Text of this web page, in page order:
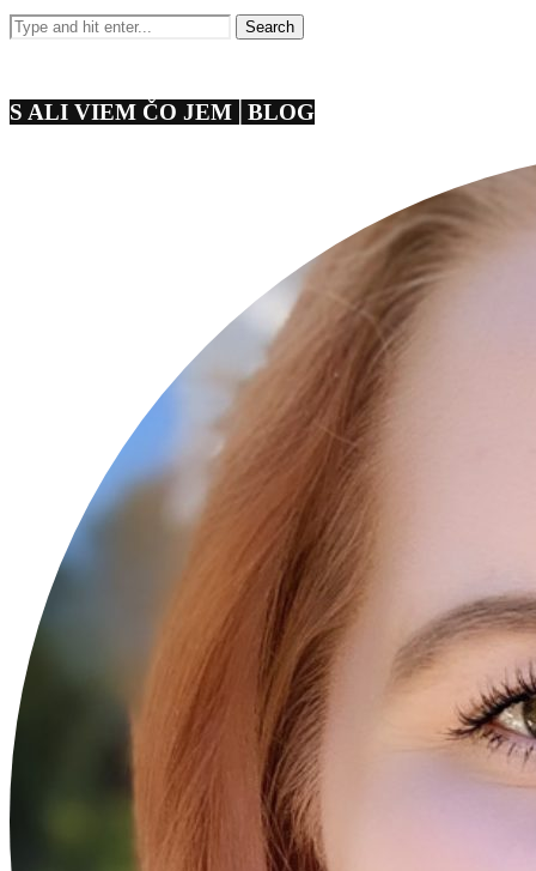
S ALI VIEM ČO JEM│BLOG